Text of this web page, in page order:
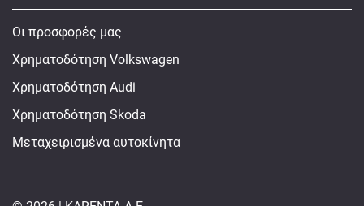
Οι προσφορές μας
Χρηματοδότηση Volkswagen
Χρηματοδότηση Audi
Χρηματοδότηση Skoda
Μεταχειρισμένα αυτοκίνητα